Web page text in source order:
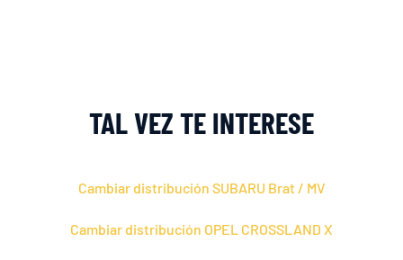
TAL VEZ TE INTERESE
Cambiar distribución SUBARU Brat / MV
Cambiar distribución OPEL CROSSLAND X